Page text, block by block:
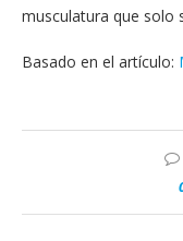
musculatura que solo
Basado en el artículo: